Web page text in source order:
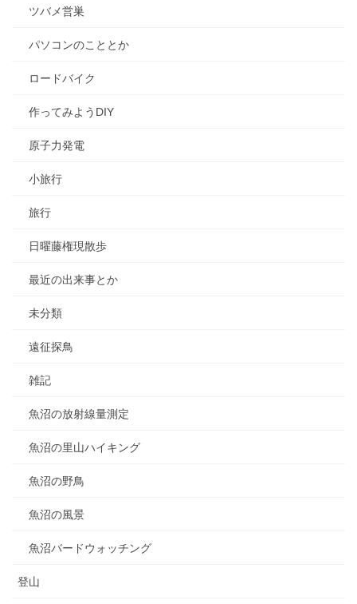
ツバメ営巣
パソコンのこととか
ロードバイク
作ってみようDIY
原子力発電
小旅行
旅行
日曜藤権現散歩
最近の出来事とか
未分類
遠征探鳥
雑記
魚沼の放射線量測定
魚沼の里山ハイキング
魚沼の野鳥
魚沼の風景
魚沼バードウォッチング
登山